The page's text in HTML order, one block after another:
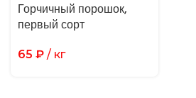
Горчичный порошок,
первый сорт
65 ₽ / кг